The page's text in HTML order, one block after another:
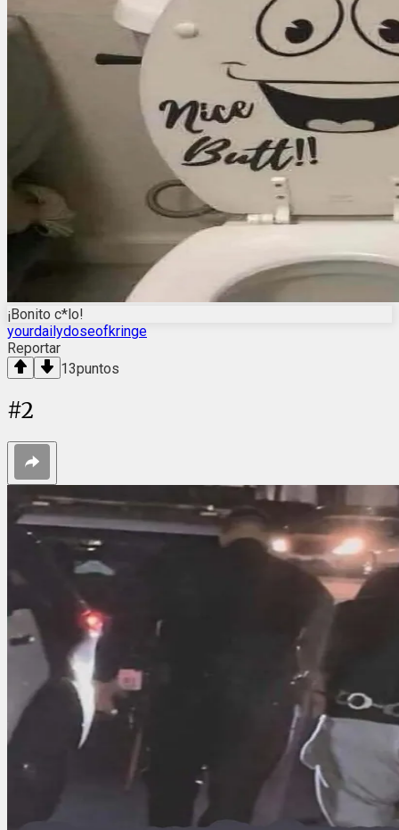
¡Bonito c*lo!
yourdailydoseofkringe
Reportar
13puntos
#2